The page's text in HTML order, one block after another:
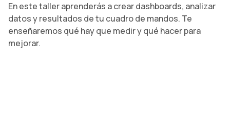
En este taller aprenderás a crear dashboards, analizar
datos y resultados de tu cuadro de mandos. Te
enseñaremos qué hay que medir y qué hacer para
mejorar.